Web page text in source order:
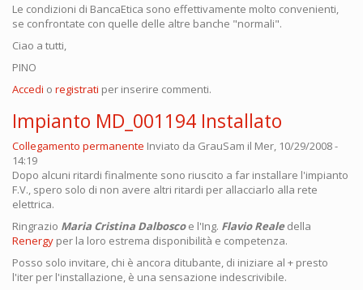
Le condizioni di BancaEtica sono effettivamente molto convenienti,
se confrontate con quelle delle altre banche "normali".
Ciao a tutti,
PINO
Accedi o registrati per inserire commenti.
Impianto MD_001194 Installato
Collegamento permanente Inviato da GrauSam il Mer, 10/29/2008 -
14:19
Dopo alcuni ritardi finalmente sono riuscito a far installare l'impianto
F.V., spero solo di non avere altri ritardi per allacciarlo alla rete
elettrica.
Ringrazio Maria Cristina Dalboscoe l'Ing. Flavio Realedella
Renergy per la loro estrema disponibilità e competenza.
Posso solo invitare, chi è ancora ditubante, di iniziare al + presto
l'iter per l'installazione, è una sensazione indescrivibile.